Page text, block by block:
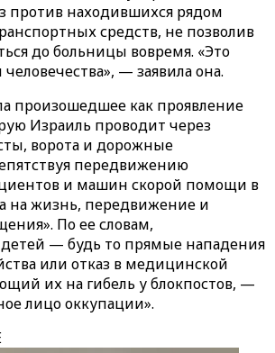
против находившихся рядом
средств, не позволив
до больницы вовремя. «Это
— заявила она.
произошедшее как проявление
Израиль проводит через
ворота и дорожные
передвижению
и машин скорой помощи в
на жизнь, передвижение и
По ее словам,
детей — будь то прямые нападения
или отказ в медицинской
их на гибель у блокпостов, —
лицо оккупации».